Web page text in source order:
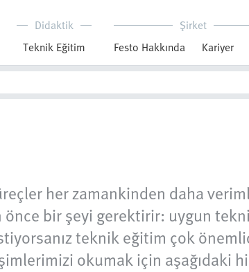
Didaktik
Teknik Eğitim
Şirket
Festo Hakkında
Kariyer
her zamankinden daha
bir şeyi gerektirir: uygun
teknik eğitim çok
okumak için aşağıdaki